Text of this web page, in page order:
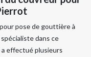
pose de gouttière à
dans ce
a effectué plusieurs